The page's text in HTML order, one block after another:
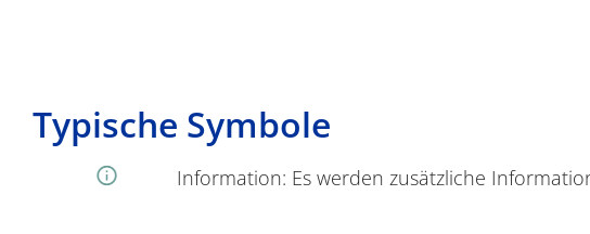
Typische Symbole
Information: Es werden zusätzliche